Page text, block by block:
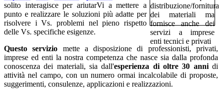
solito interagisce per ariutarVi a mettere a
punto e realizzare le soluzioni più adatte per
risolvere i Vs. problemi nel pieno rispetto
delle Vs. specifiche esigenze.
Questo servizio mette a disposizione di professionisti, privati,
imprese ed enti la nostra competenza che nasce sia dalla profonda
conoscenza dei materiali, sia dall'esperienza di oltre 30 annidi
attività nel campo, con un numero ormai incalcolabile di proposte,
suggerimenti, consulenze, applicazioni e realizzazioni.